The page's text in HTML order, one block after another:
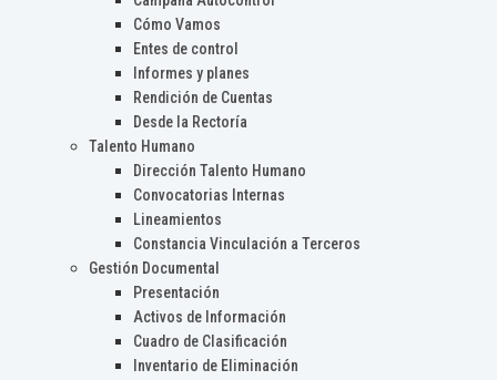
Cómo Vamos
Entes de control
Informes y planes
Rendición de Cuentas
Desde la Rectoría
Talento Humano
Dirección Talento Humano
Convocatorias Internas
Lineamientos
Constancia Vinculación a Terceros
Gestión Documental
Presentación
Activos de Información
Cuadro de Clasificación
Inventario de Eliminación